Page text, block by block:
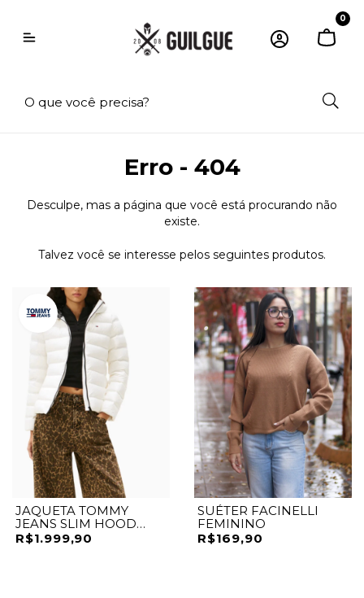
0
Erro - 404
Desculpe, mas a página que você está procurando não
existe.
Talvez você se interesse pelos seguintes produtos.
JAQUETA TOMMY
JEANS SLIM HOOD
PRNT DOWN JCKT
BRANCO
R$1.999,90
SUÉTER FACINELLI
FEMININO
R$169,90